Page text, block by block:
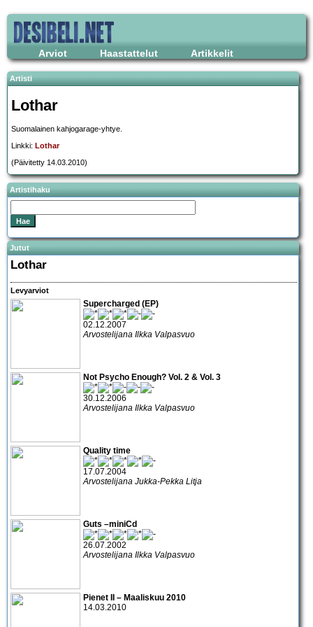
Arviot Haastattelut Artikkelit
Artisti
Lothar
Suomalainen kahjogarage-yhtye.
Linkki: Lothar
(Päivitetty 14.03.2010)
Artistihaku
Jutut
Lothar
Levyarviot
Supercharged (EP)
02.12.2007
Arvostelijana Ilkka Valpasvuo
Not Psycho Enough? Vol. 2 & Vol. 3
30.12.2006
Arvostelijana Ilkka Valpasvuo
Quality time
17.07.2004
Arvostelijana Jukka-Pekka Litja
Guts –miniCd
26.07.2002
Arvostelijana Ilkka Valpasvuo
Pienet II – Maaliskuu 2010
14.03.2010